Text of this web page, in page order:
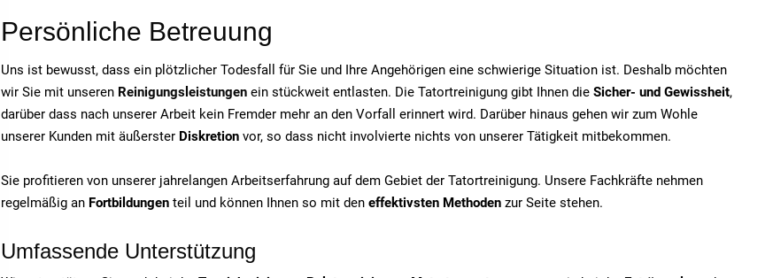
Persönliche Betreuung
Uns ist bewusst, dass ein plötzlicher Todesfall für Sie und Ihre Angehörigen eine schwierige Situation ist. Deshalb möchten
wir Sie mit unseren Reinigungsleistungen ein stückweit entlasten. Die Tatortreinigung gibt Ihnen die Sicher- und Gewissheit,
darüber dass nach unserer Arbeit kein Fremder mehr an den Vorfall erinnert wird. Darüber hinaus gehen wir zum Wohle
unserer Kunden mit äußerster Diskretion vor, so dass nicht involvierte nichts von unserer Tätigkeit mitbekommen.
Sie profitieren von unserer jahrelangen Arbeitserfahrung auf dem Gebiet der Tatortreinigung. Unsere Fachkräfte nehmen
regelmäßig an Fortbildungen teil und können Ihnen so mit den effektivsten Methoden zur Seite stehen.
Umfassende Unterstützung